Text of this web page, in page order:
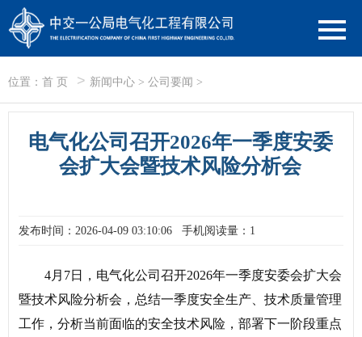
位置： 首 页 > 新闻中心 > 公司要闻 >
电气化公司召开2026年一季度安委
会扩大会暨技术风险分析会
发布时间：2026-04-09 03:10:06 手机阅读量：1
4月7日，电气化公司召开2026年一季度安委会扩大会
暨技术风险分析会，总结一季度安全生产、技术质量管理
工作，分析当前面临的安全技术风险，部署下一阶段重点